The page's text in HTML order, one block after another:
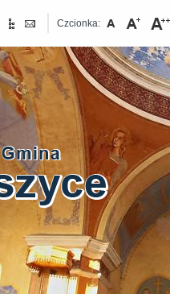
Czcionka: